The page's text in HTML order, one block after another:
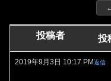
投稿者 投
2019年9月3日 10:17 PM返信